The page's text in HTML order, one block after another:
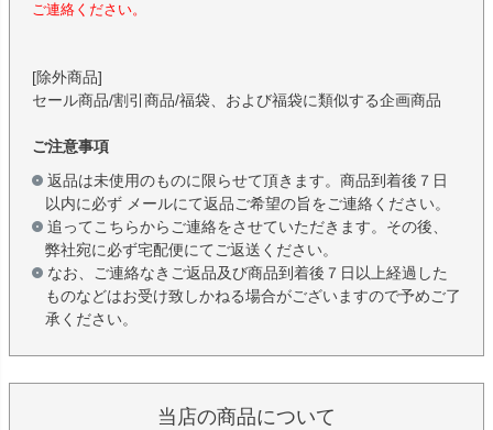
ご連絡ください。
[除外商品]
セール商品/割引商品/福袋、および福袋に類似する企画商品
ご注意事項
返品は未使用のものに限らせて頂きます。商品到着後７日
以内に必ず メールにて返品ご希望の旨をご連絡ください。
追ってこちらからご連絡をさせていただきます。その後、
弊社宛に必ず宅配便にてご返送ください。
なお、ご連絡なきご返品及び商品到着後７日以上経過した
ものなどはお受け致しかねる場合がございますので予めご了
承ください。
当店の商品について